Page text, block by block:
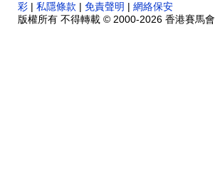
彩 | 私隱條款 | 免責聲明 | 網絡保安
版權所有 不得轉載 © 2000-2026 香港賽馬會